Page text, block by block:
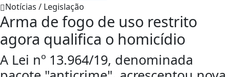
Notícias / Legislação
Arma de fogo de uso restrito
agora qualifica o homicídio
A Lei nº 13.964/19, denominada